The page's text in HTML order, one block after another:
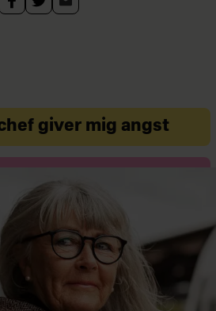
og bor i
giver mig angst